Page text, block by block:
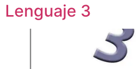
Lenguaje 3